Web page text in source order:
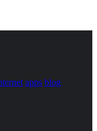
apps blog